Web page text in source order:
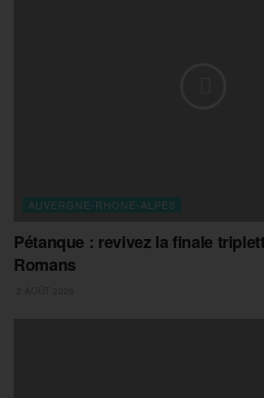
AUVERGNE-RHONE-ALPES
Pétanque : revivez la finale
Romans